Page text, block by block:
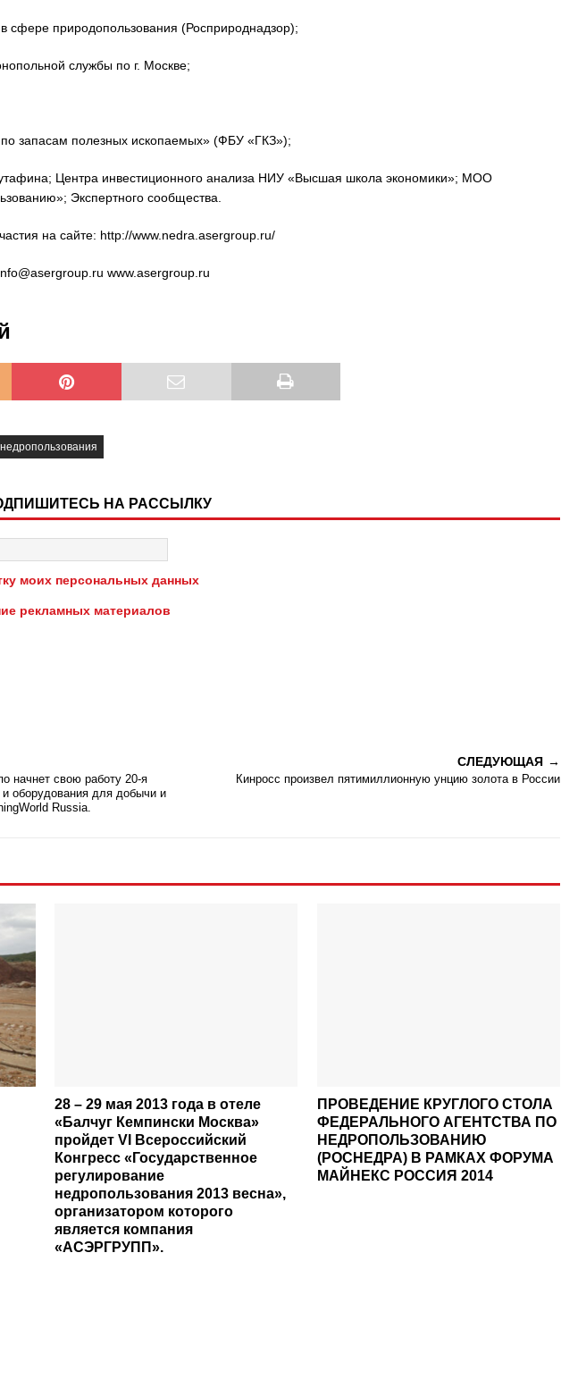
сфере природопользования (Росприроднадзор);
службы по г. Москве;
запасам полезных ископаемых» (ФБУ «ГКЗ»);
Центра инвестиционного анализа НИУ «Высшая школа экономики»; МОО
Экспертного сообщества.
на сайте: http://www.nedra.asergroup.ru/
www.asergroup.ru
НА РАССЫЛКУ
моих персональных данных
рекламных материалов
начнет свою работу 20-я
оборудования для добычи и
Russia.
СЛЕДУЮЩАЯ
Кинросс произвел пятимиллионную унцию золота в России
28 – 29 мая 2013 года в отеле
«Балчуг Кемпински Москва»
пройдет VI Всероссийский
Конгресс «Государственное
регулирование
недропользования 2013 весна»,
организатором которого
является компания
«АСЭРГРУПП».
ПРОВЕДЕНИЕ КРУГЛОГО СТОЛА
ФЕДЕРАЛЬНОГО АГЕНТСТВА ПО
НЕДРОПОЛЬЗОВАНИЮ
(РОСНЕДРА) В РАМКАХ ФОРУМА
МАЙНЕКС РОССИЯ 2014